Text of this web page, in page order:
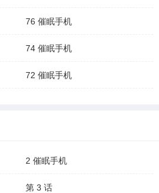
76 催眠手机
74 催眠手机
72 催眠手机
2 催眠手机
第 3 话